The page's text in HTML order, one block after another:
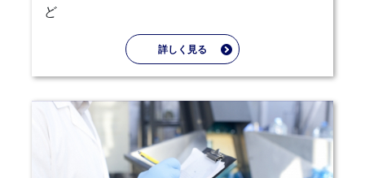
ど
詳しく見る